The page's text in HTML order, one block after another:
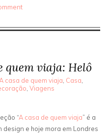
quem viaja: Helô
A casa de quem viaja Casa
Viagens
“A casa de quem viaja” é a
design e hoje mora em Londres